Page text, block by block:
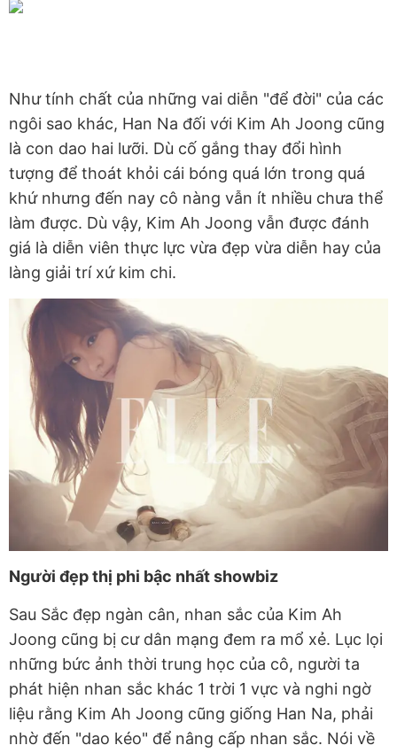
Như tính chất của những vai diễn "để đời" của các
ngôi sao khác, Han Na đối với Kim Ah Joong cũng
là con dao hai lưỡi. Dù cố gắng thay đổi hình
tượng để thoát khỏi cái bóng quá lớn trong quá
khứ nhưng đến nay cô nàng vẫn ít nhiều chưa thể
làm được. Dù vậy, Kim Ah Joong vẫn được đánh
giá là diễn viên thực lực vừa đẹp vừa diễn hay của
làng giải trí xứ kim chi.
Người đẹp thị phi bậc nhất showbiz
Sau Sắc đẹp ngàn cân, nhan sắc của Kim Ah
Joong cũng bị cư dân mạng đem ra mổ xẻ. Lục lọi
những bức ảnh thời trung học của cô, người ta
phát hiện nhan sắc khác 1 trời 1 vực và nghi ngờ
liệu rằng Kim Ah Joong cũng giống Han Na, phải
nhờ đến "dao kéo" để nâng cấp nhan sắc. Nói về